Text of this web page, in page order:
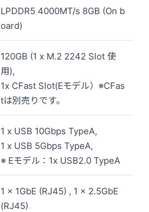
LPDDR5 4000MT/s 8GB (On b
oard)
120GB (1 x M.2 2242 Slot 使
用),
1x CFast Slot(Eモデル）※CFas
tは別売りです。
1 x USB 10Gbps TypeA,
1 x USB 5Gbps TypeA,
※ Eモデル：1x USB2.0 TypeA
1 x 1GbE (RJ45) , 1 x 2.5GbE
(RJ45)